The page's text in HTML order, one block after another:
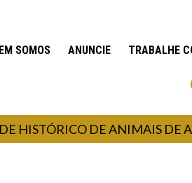
SOMOS ANUNCIE TRABALHE
DE ANIMAIS DE